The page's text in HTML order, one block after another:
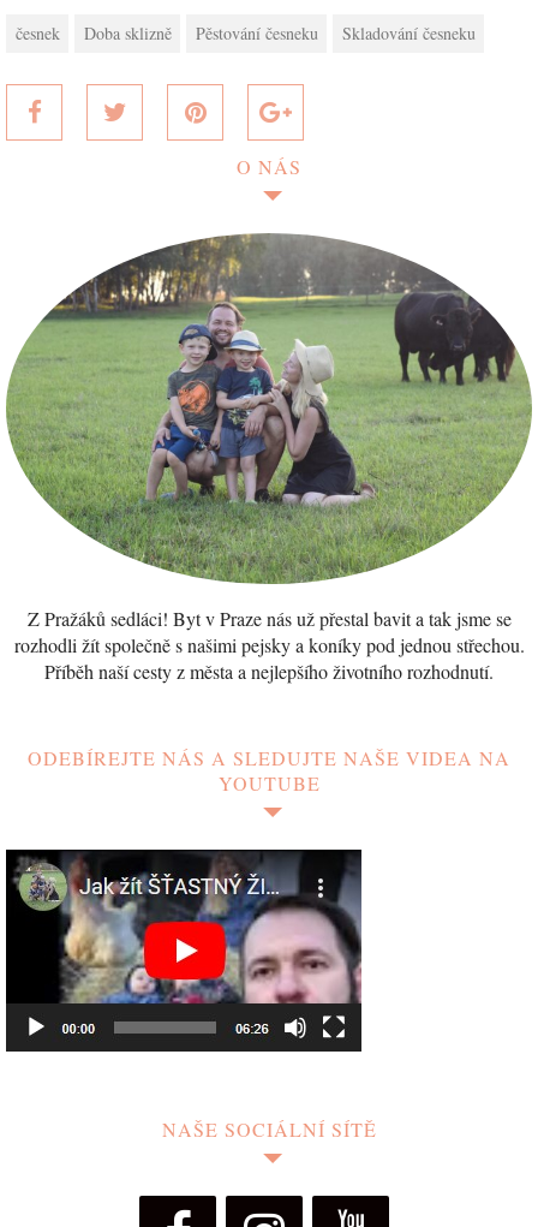
česnek Doba sklizně Pěstování česneku Skladování česneku
O NÁS
Z Pražáků sedláci! Byt v Praze nás už přestal bavit a tak jsme se
rozhodli žít společně s našimi pejsky a koníky pod jednou střechou.
Příběh naší cesty z města a nejlepšího životního rozhodnutí.
ODEBÍREJTE NÁS A SLEDUJTE NAŠE VIDEA NA
YOUTUBE
NAŠE SOCIÁLNÍ SÍTĚ